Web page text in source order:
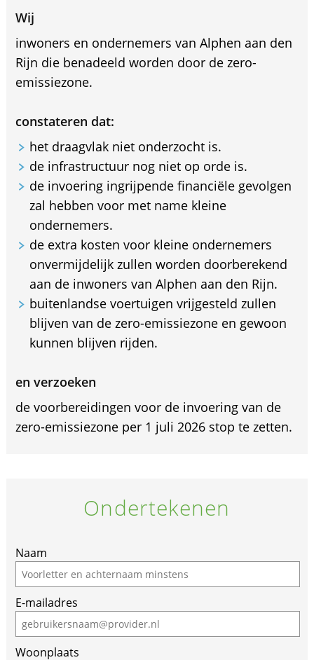
Wij
inwoners en ondernemers van Alphen aan den
Rijn die benadeeld worden door de zero-
emissiezone.
constateren dat:
het draagvlak niet onderzocht is.
de infrastructuur nog niet op orde is.
de invoering ingrijpende financiële gevolgen
zal hebben voor met name kleine
ondernemers.
de extra kosten voor kleine ondernemers
onvermijdelijk zullen worden doorberekend
aan de inwoners van Alphen aan den Rijn.
buitenlandse voertuigen vrijgesteld zullen
blijven van de zero-emissiezone en gewoon
kunnen blijven rijden.
en verzoeken
de voorbereidingen voor de invoering van de
zero-emissiezone per 1 juli 2026 stop te zetten.
Ondertekenen
Naam
E-mailadres
Woonplaats